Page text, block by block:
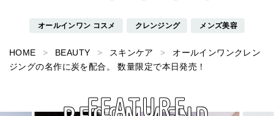
オールインワン コスメ クレンジング メンズ美容
HOME BEAUTY スキンケア
オールインワンクレン
ジングの名作に炭を配合。 数量限定で本日発売！
FEATURE